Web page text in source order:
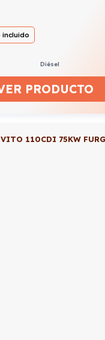
incluido
Diésel
PRODUCTO
VITO 110CDI 75KW